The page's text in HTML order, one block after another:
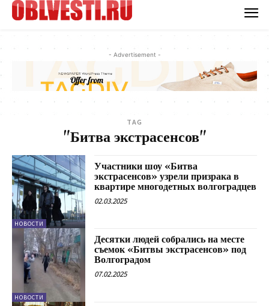
- Advertisement -
TAG
"Битва экстрасенсов"
НОВОСТИ
Участники шоу «Битва
экстрасенсов» узрели призрака в
квартире многодетных волгоградцев
02.03.2025
НОВОСТИ
Десятки людей собрались на месте
съемок «Битвы экстрасенсов» под
Волгоградом
07.02.2025